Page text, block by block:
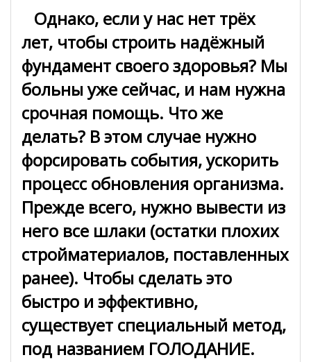
Однако, если у нас нет трёх
лет, чтобы строить надёжный
фундамент своего здоровья? Мы
больны уже сейчас, и нам нужна
срочная помощь. Что же
делать? В этом случае нужно
форсировать события, ускорить
процесс обновления организма.
Прежде всего, нужно вывести из
него все шлаки (остатки плохих
стройматериалов, поставленных
ранее). Чтобы сделать это
быстро и эффективно,
существует специальный метод,
под названием ГОЛОДАНИЕ.